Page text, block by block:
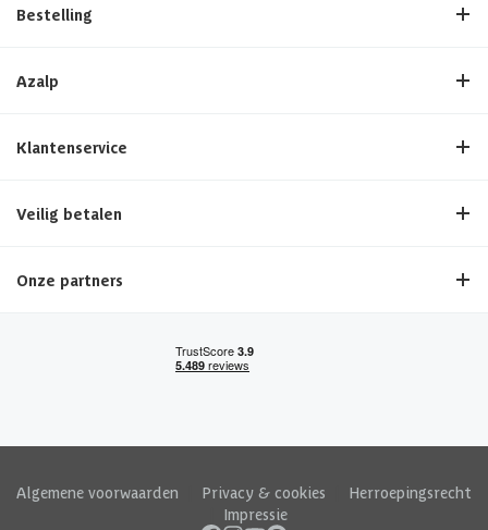
Bestelling
Azalp
Klantenservice
Veilig betalen
Onze partners
Algemene voorwaarden Privacy & cookies
Herroepingsrecht
Impressie